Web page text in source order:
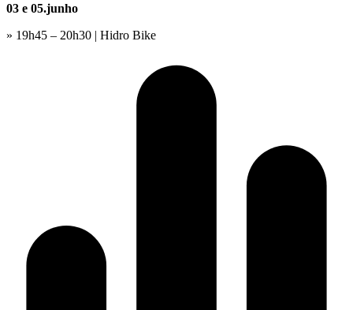
03 e 05.junho
» 19h45 – 20h30 | Hidro Bike